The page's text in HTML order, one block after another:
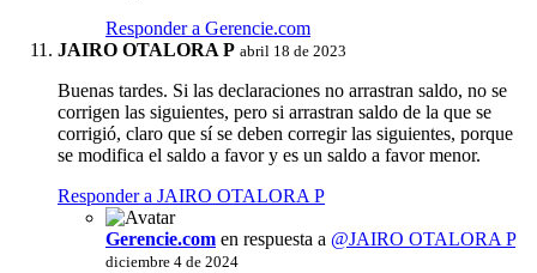
Responder a Gerencie.com
JAIRO OTALORA P abril 18 de 2023
Buenas tardes. Si las declaraciones no arrastran saldo, no se
corrigen las siguientes, pero si arrastran saldo de la que se
corrigió, claro que sí se deben corregir las siguientes, porque
se modifica el saldo a favor y es un saldo a favor menor.
Responder a JAIRO OTALORA P
Gerencie.com en respuesta a @JAIRO OTALORA P
diciembre 4 de 2024